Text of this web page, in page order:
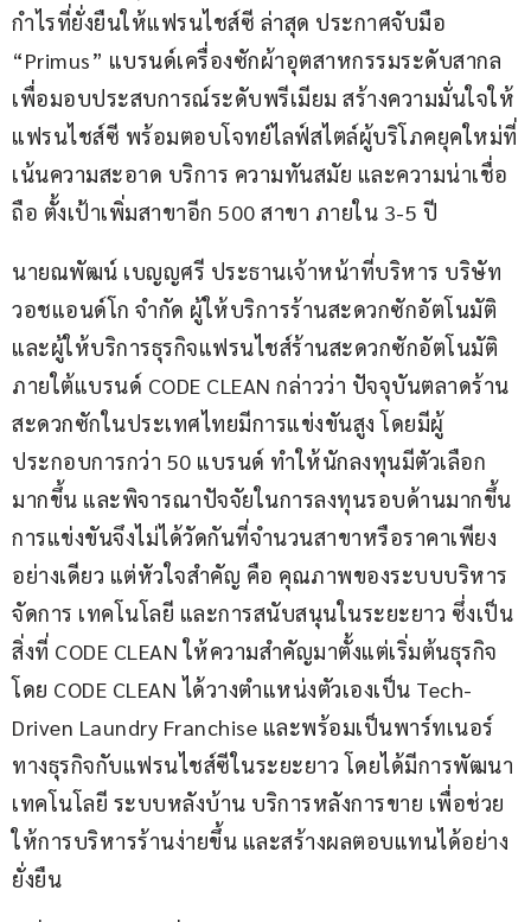
กำไรที่ยั่งยืนให้แฟรนไชส์ซี ล่าสุด ประกาศจับมือ
“Primus” แบรนด์เครื่องซักผ้าอุตสาหกรรมระดับสากล
เพื่อมอบประสบการณ์ระดับพรีเมียม สร้างความมั่นใจให้
แฟรนไชส์ซี พร้อมตอบโจทย์ไลฟ์สไตล์ผู้บริโภคยุคใหม่ที่
เน้นความสะอาด บริการ ความทันสมัย และความน่าเชื่อ
ถือ ตั้งเป้าเพิ่มสาขาอีก 500 สาขา ภายใน 3-5 ปี
นายณพัฒน์ เบญญศรี ประธานเจ้าหน้าที่บริหาร บริษัท
วอชแอนด์โก จำกัด ผู้ให้บริการร้านสะดวกซักอัตโนมัติ
และผู้ให้บริการธุรกิจแฟรนไชส์ร้านสะดวกซักอัตโนมัติ
ภายใต้แบรนด์ CODE CLEAN กล่าวว่า ปัจจุบันตลาดร้าน
สะดวกซักในประเทศไทยมีการแข่งขันสูง โดยมีผู้
ประกอบการกว่า 50 แบรนด์ ทำให้นักลงทุนมีตัวเลือก
มากขึ้น และพิจารณาปัจจัยในการลงทุนรอบด้านมากขึ้น
การแข่งขันจึงไม่ได้วัดกันที่จำนวนสาขาหรือราคาเพียง
อย่างเดียว แต่หัวใจสำคัญ คือ คุณภาพของระบบบริหาร
จัดการ เทคโนโลยี และการสนับสนุนในระยะยาว ซึ่งเป็น
สิ่งที่ CODE CLEAN ให้ความสำคัญมาตั้งแต่เริ่มต้นธุรกิจ
โดย CODE CLEAN ได้วางตำแหน่งตัวเองเป็น Tech-
Driven Laundry Franchise และพร้อมเป็นพาร์ทเนอร์
ทางธุรกิจกับแฟรนไชส์ซีในระยะยาว โดยได้มีการพัฒนา
เทคโนโลยี ระบบหลังบ้าน บริการหลังการขาย เพื่อช่วย
ให้การบริหารร้านง่ายขึ้น และสร้างผลตอบแทนได้อย่าง
ยั่งยืน